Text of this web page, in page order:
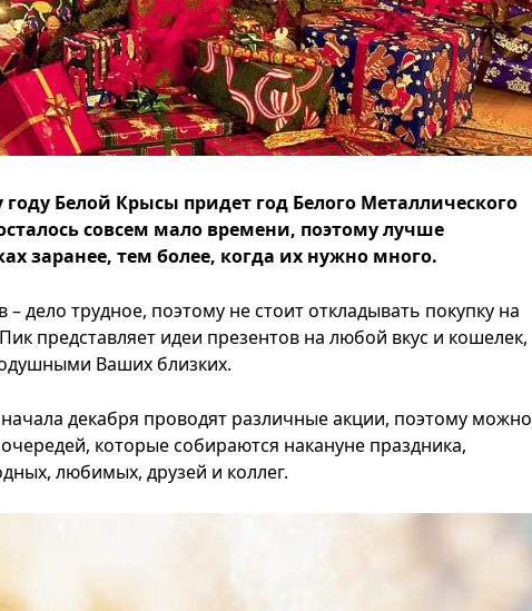
Белой Крысы придет год Белого Металлического
совсем мало времени, поэтому лучше
заранее, тем более, когда их нужно много.
дело трудное, поэтому не стоит откладывать покупку на
представляет идеи презентов на любой вкус и кошелек,
Ваших близких.
декабря проводят различные акции, поэтому можно
которые собираются накануне праздника,
любимых, друзей и коллег.